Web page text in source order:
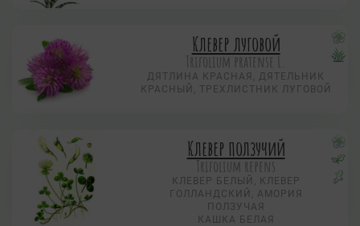
Клевер луговой
Trifolium pratense L.
ДЯТЛИНА КРАСНАЯ, ДЯТЕЛЬНИК
КРАСНЫЙ, ТРЕХЛИСТНИК ЛУГОВОЙ
Клевер ползучий
Trifolium repens
КЛЕВЕР БЕЛЫЙ, КЛЕВЕР
ГОЛЛАНДСКИЙ, АМОРИЯ
ПОЛЗУЧАЯ
КАШКА БЕЛАЯ